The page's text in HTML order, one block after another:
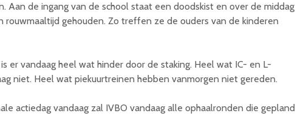
Aan de ingang van de school staat een doodskist en over de middag
rouwmaaltijd gehouden. Zo treffen ze de ouders van de kinderen
er vandaag heel wat hinder door de staking. Heel wat IC- en L-
niet. Heel wat piekuurtreinen hebben vanmorgen niet gereden.
actiedag vandaag zal IVBO vandaag alle ophaalronden die gepland